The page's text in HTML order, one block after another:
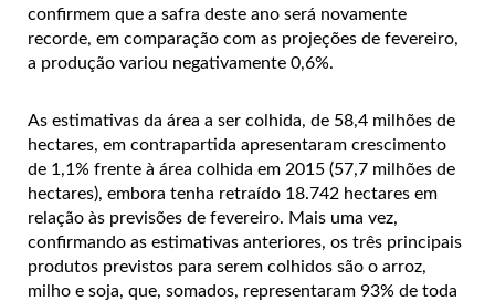
confirmem que a safra deste ano será novamente
recorde, em comparação com as projeções de fevereiro,
a produção variou negativamente 0,6%.
As estimativas da área a ser colhida, de 58,4 milhões de
hectares, em contrapartida apresentaram crescimento
de 1,1% frente à área colhida em 2015 (57,7 milhões de
hectares), embora tenha retraído 18.742 hectares em
relação às previsões de fevereiro. Mais uma vez,
confirmando as estimativas anteriores, os três principais
produtos previstos para serem colhidos são o arroz,
milho e soja, que, somados, representaram 93% de toda